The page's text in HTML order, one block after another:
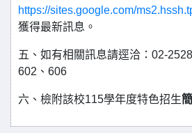
https://sites.google.com/
獲得最新訊息。
五、如有相關訊息請逕洽：02-
602、606
六、檢附該校115學年度特色招生